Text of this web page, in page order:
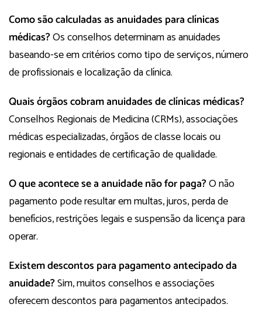
Como são calculadas as anuidades para clínicas
médicas?Os conselhos determinam as anuidades
baseando-se em critérios como tipo de serviços, número
de profissionais e localização da clínica.
Quais órgãos cobram anuidades de clínicas médicas?
Conselhos Regionais de Medicina (CRMs), associações
médicas especializadas, órgãos de classe locais ou
regionais e entidades de certificação de qualidade.
O que acontece se a anuidade não for paga?O não
pagamento pode resultar em multas, juros, perda de
benefícios, restrições legais e suspensão da licença para
operar.
Existem descontos para pagamento antecipado da
anuidade?Sim, muitos conselhos e associações
oferecem descontos para pagamentos antecipados.